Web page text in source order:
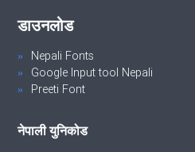
डाउनलोड
Nepali Fonts
Google Input tool Nepali
Preeti Font
नेपाली युनिकोड